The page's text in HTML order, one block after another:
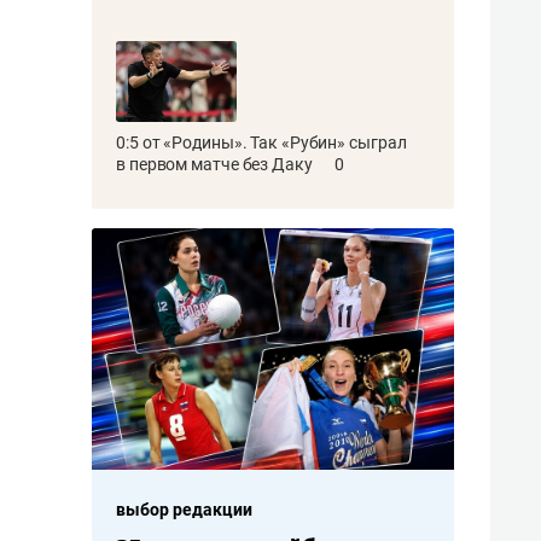
0:5 от «Родины». Так «Рубин» сыграл
в первом матче без Даку
0
выбор редакции